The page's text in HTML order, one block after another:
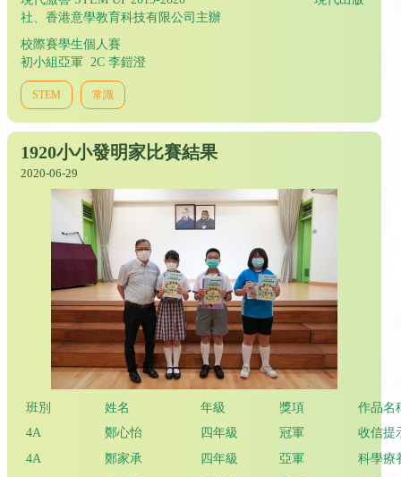
社、香港意學教育科技有限公司主辦
校際賽學生個人賽
初小組亞軍 2C 李鎧澄
STEM 常識
1920小小發明家比賽結果
2020-06-29
班別 姓名 年級 獎項
作品名
4A
鄭心怡 四年級 冠軍
收信提
4A
鄭家承 四年級 亞軍
科學療